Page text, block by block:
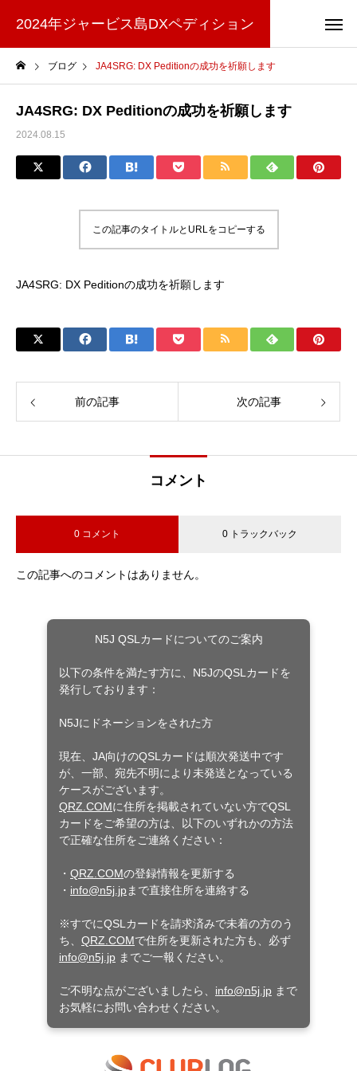
2024年ジャービス島DXペディション
ブログ JA4SRG: DX Peditionの成功を祈願します
JA4SRG: DX Peditionの成功を祈願します
2024.08.15
この記事のタイトルとURLをコピーする
JA4SRG: DX Peditionの成功を祈願します
前の記事 次の記事
コメント
0 コメント 0 トラックバック
この記事へのコメントはありません。
N5J QSLカードについてのご案内
以下の条件を満たす方に、N5JのQSLカードを
発行しております：
N5Jにドネーションをされた方
現在、JA向けのQSLカードは順次発送中です
が、一部、宛先不明により未発送となっている
ケースがございます。
QRZ.COMに住所を掲載されていない方でQSL
カードをご希望の方は、以下のいずれかの方法
で正確な住所をご連絡ください：
・ QRZ.COMの登録情報を更新する
・ info@n5j.jpまで直接住所を連絡する
※すでにQSLカードを請求済みで未着の方のう
ち、 QRZ.COMで住所を更新された方も、必ず
info@n5j.jp までご一報ください。
ご不明な点がございましたら、 info@n5j.jp まで
お気軽にお問い合わせください。